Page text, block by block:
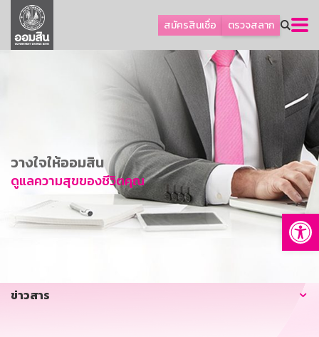
สมัครสินเชื่อ ตรวจสลาก
ลูกค้าธุรกิจ
ลูกค้าผู้ประกอบรายย่อย
การพัฒนาที่ยั่งยืน
ข่าวสาร
บริการทางการเงิน
อื่นๆ
วางใจให้ออมสิน
ดูแลความสุขของชีวิตคุณ
ข่าวสาร